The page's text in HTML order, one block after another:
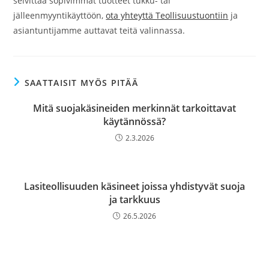
jälleenmyyntikäyttöön,ota yhteyttä Teollisuustuontiin ja
asiantuntijamme auttavat teitä valinnassa.
SAATTAISIT MYÖS PITÄÄ
Mitä suojakäsineiden merkinnät tarkoittavat
käytännössä?
2.3.2026
Lasiteollisuuden käsineet joissa yhdistyvät suoja
ja tarkkuus
26.5.2026